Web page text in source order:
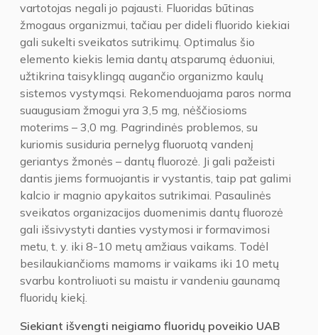
vartotojas negali jo pajausti. Fluoridas būtinas
žmogaus organizmui, tačiau per dideli fluorido kiekiai
gali sukelti sveikatos sutrikimų. Optimalus šio
elemento kiekis lemia dantų atsparumą ėduoniui,
užtikrina taisyklingą augančio organizmo kaulų
sistemos vystymąsi. Rekomenduojama paros norma
suaugusiam žmogui yra 3,5 mg, nėščiosioms
moterims – 3,0 mg. Pagrindinės problemos, su
kuriomis susiduria pernelyg fluoruotą vandenį
geriantys žmonės – dantų fluorozė. Ji gali pažeisti
dantis jiems formuojantis ir vystantis, taip pat galimi
kalcio ir magnio apykaitos sutrikimai. Pasaulinės
sveikatos organizacijos duomenimis dantų fluorozė
gali išsivystyti danties vystymosi ir formavimosi
metu, t. y. iki 8-10 metų amžiaus vaikams. Todėl
besilaukiančioms mamoms ir vaikams iki 10 metų
svarbu kontroliuoti su maistu ir vandeniu gaunamą
fluoridų kiekį.
Siekiant išvengti neigiamo fluoridų poveikio UAB